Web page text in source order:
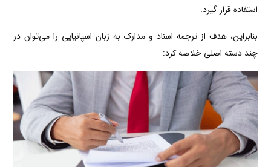
استفاده قرار گیرد.
بنابراین، هدف از ترجمه اسناد و مدارک به زبان اسپانیایی را می‌توان در
چند دسته اصلی خلاصه کرد: